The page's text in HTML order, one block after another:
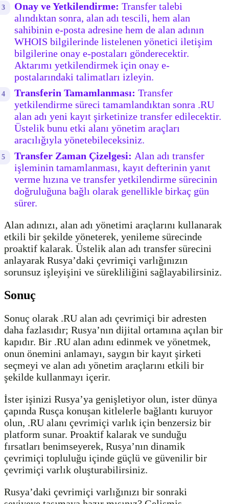
Onay ve Yetkilendirme: Transfer talebi
alındıktan sonra, alan adı tescili, hem alan
sahibinin e-posta adresine hem de alan adının
WHOIS bilgilerinde listelenen yönetici iletişim
bilgilerine onay e-postaları gönderecektir.
Aktarımı yetkilendirmek için onay e-
postalarındaki talimatları izleyin.
Transferin Tamamlanması: Transfer
yetkilendirme süreci tamamlandıktan sonra .RU
alan adı yeni kayıt şirketinize transfer edilecektir.
Üstelik bunu etki alanı yönetim araçları
aracılığıyla yönetebileceksiniz.
Transfer Zaman Çizelgesi: Alan adı transfer
işleminin tamamlanması, kayıt defterinin yanıt
verme hızına ve transfer yetkilendirme sürecinin
doğruluğuna bağlı olarak genellikle birkaç gün
sürer.
Alan adınızı, alan adı yönetimi araçlarını kullanarak
etkili bir şekilde yöneterek, yenileme sürecinde
proaktif kalarak. Üstelik alan adı transfer sürecini
anlayarak Rusya’daki çevrimiçi varlığınızın
sorunsuz işleyişini ve sürekliliğini sağlayabilirsiniz.
Sonuç
Sonuç olarak .RU alan adı çevrimiçi bir adresten
daha fazlasıdır; Rusya’nın dijital ortamına açılan bir
kapıdır. Bir .RU alan adını edinmek ve yönetmek,
onun önemini anlamayı, saygın bir kayıt şirketi
seçmeyi ve alan adı yönetim araçlarını etkili bir
şekilde kullanmayı içerir.
İster işinizi Rusya’ya genişletiyor olun, ister dünya
çapında Rusça konuşan kitlelerle bağlantı kuruyor
olun, .RU alanı çevrimiçi varlık için benzersiz bir
platform sunar. Proaktif kalarak ve sunduğu
fırsatları benimseyerek, Rusya’nın dinamik
çevrimiçi topluluğu içinde güçlü ve güvenilir bir
çevrimiçi varlık oluşturabilirsiniz.
Rusya’daki çevrimiçi varlığınızı bir sonraki